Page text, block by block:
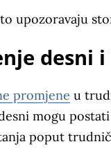
upozoravaju
desni
promjene u
mogu
poput